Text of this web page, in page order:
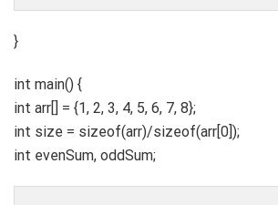
}
int main() {
int arr[] = {1, 2, 3, 4, 5, 6, 7, 8};
int size = sizeof(arr)/sizeof(arr[0]);
int evenSum, oddSum;